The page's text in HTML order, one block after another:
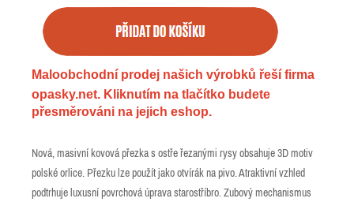
Maloobchodní prodej našich výrobků řeší firma
opasky.net. Kliknutím na tlačítko budete
přesměrováni na jejich eshop.
Nová, masivní kovová přezka s ostře řezanými rysy obsahuje 3D motiv
polské orlice. Přezku lze použít jako otvírák na pivo. Atraktivní vzhled
podtrhuje luxusní povrchová úprava starostříbro. Zubový mechanismus